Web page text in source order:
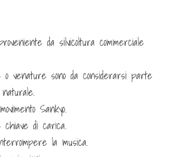
da silvicoltura commerciale
venature sono da considerarsi parte
Sankyo.
chiave di carica.
la musica.